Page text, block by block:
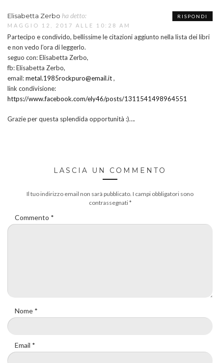
Elisabetta Zerbo ha detto:
MAGGIO 12, 2017 ALLE 10:28 AM
Partecipo e condivido, bellissime le citazioni aggiunto nella lista dei libri
e non vedo l’ora di leggerlo.
seguo con: Elisabetta Zerbo,
fb: Elisabetta Zerbo,
email:metal.1985rockpuro@email.it,
link condivisione:
https://www.facebook.com/ely46/posts/1311541498964551
Grazie per questa splendida opportunità :)….
RISPONDI
LASCIA UN COMMENTO
Il tuo indirizzo email non sarà pubblicato. I campi obbligatori sono
contrassegnati*
Commento *
Nome *
Email *